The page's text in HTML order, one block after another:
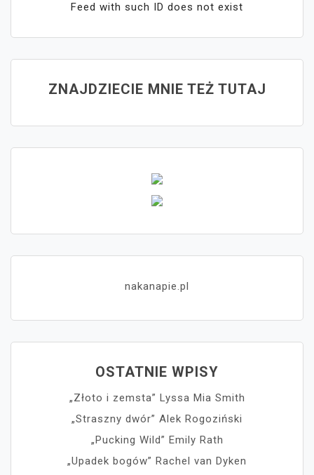
Feed with such ID does not exist
ZNAJDZIECIE MNIE TEŻ TUTAJ
nakanapie.pl
OSTATNIE WPISY
„Złoto i zemsta” Lyssa Mia Smith
„Straszny dwór” Alek Rogoziński
„Pucking Wild” Emily Rath
„Upadek bogów” Rachel van Dyken